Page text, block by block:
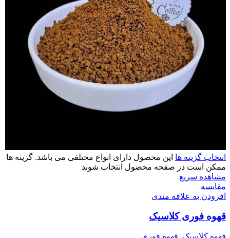
انتخاب گزینه ها این محصول دارای انواع مختلفی می باشد. گزینه ها
ممکن است در صفحه محصول انتخاب شوند
مشاهده سریع
مقایسه
افزودن به علاقه مندی
قهوه فوری کلاسیک